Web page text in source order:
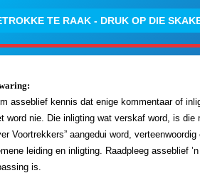
TE RAAK - DRUK OP DIE
asseblief kennis dat enige kommentaar of
word nie. Die inligting wat verskaf word, is
Voortrekkers” aangedui word,
leiding en inligting. Raadpleeg asseblief
is.